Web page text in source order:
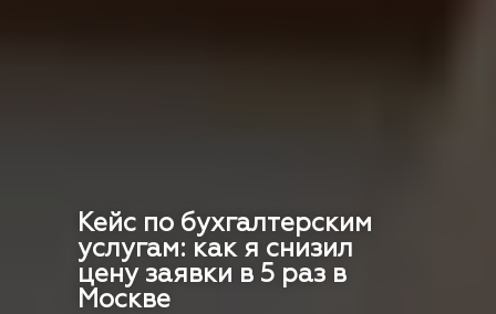
Кейс по бухгалтерским
услугам: как я снизил
цену заявки в 5 раз в
Москве